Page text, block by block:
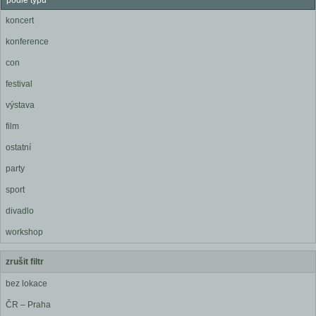
koncert
konference
con
festival
výstava
film
ostatní
party
sport
divadlo
workshop
zrušit filtr
bez lokace
ČR – Praha